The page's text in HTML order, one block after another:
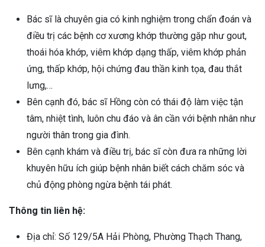
Bác sĩ là chuyên gia có kinh nghiệm trong chẩn đoán và
điều trị các bệnh cơ xương khớp thường gặp như gout,
thoái hóa khớp, viêm khớp dạng thấp, viêm khớp phản
ứng, thấp khớp, hội chứng đau thần kinh tọa, đau thắt
lưng,…
Bên cạnh đó, bác sĩ Hồng còn có thái độ làm việc tận
tâm, nhiệt tình, luôn chu đáo và ân cần với bệnh nhân như
người thân trong gia đình.
Bên cạnh khám và điều trị, bác sĩ còn đưa ra những lời
khuyên hữu ích giúp bệnh nhân biết cách chăm sóc và
chủ động phòng ngừa bệnh tái phát.
Thông tin liên hệ:
Địa chỉ: Số 129/5A Hải Phòng, Phường Thạch Thang,